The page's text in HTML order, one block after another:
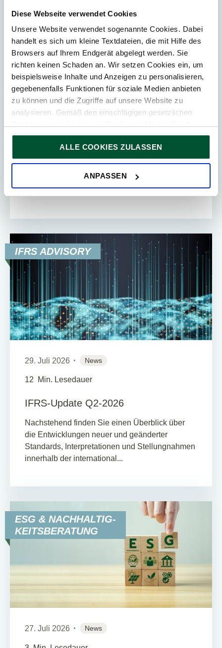
Diese Webseite verwendet Cookies
Unsere Website verwendet sogenannte Cookies. Dabei
handelt es sich um kleine Textdateien, die mit Hilfe des
Browsers auf Ihrem Endgerät abgelegt werden. Sie
richten keinen Schaden an. Wir setzen Cookies ein, um
beispielsweise Inhalte und Anzeigen zu personalisieren,
gegebenenfalls Funktionen für soziale Medien anbieten
zu können und die Zugriffe auf unsere Website zu
analysieren. Gemäß den einschlägigen gesetzlichen
speichern, wenn diese für den Betrieb unserer Website
unbedingt notwendig sind. Für alle anderen Cookie-Typen
ersuchen wir um Ihre Einwilligung.
Sie können Ihre Einwilligung jederzeit in der
ALLE COOKIES ZULASSEN
ANPASSEN
Update
30. Juli 2026 News
4 Min. Lesedauer
EUGH „Nova Iberomoldes“ – BMF klärt
Grunderwerbsteuer bei
Mit Urteil vom 4. Juni 2026 (Rs C 837/24 – Nova
Grunderwerbsteuer bei einer
Sachgründung[NI1.1] Stellung genommen, bei
der das ...
IFRS ADVISORY
29. Juli 2026 News
12 Min. Lesedauer
IFRS-Update Q2-2026
Nachstehend finden Sie einen Überblick über
die Entwicklungen neuer und geänderter
Standards, Interpretationen und Stellungnahmen
innerhalb der international...
ESG & NACHHALTIG-
KEITSBERATUNG
27. Juli 2026 News